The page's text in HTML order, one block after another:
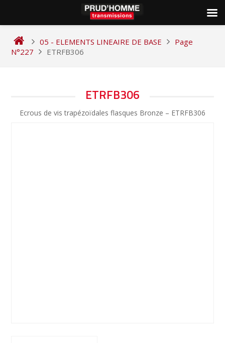
content
05 - ELEMENTS LINEAIRE DE BASE
Page
N°227
ETRFB306
ETRFB306
Ecrous de vis trapézoïdales flasques Bronze – ETRFB306
DE